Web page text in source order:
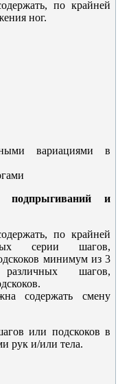
по крайней
ног.
вариациями в
и
по крайней
серии шагов,
минимум из 3
шагов,
содержать смену
или подскоков в
рук и/или тела.